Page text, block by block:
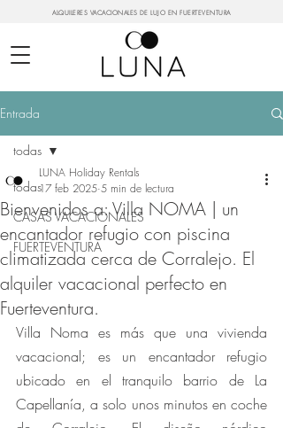
ALQUILERES VACACIONALES DE LUJO EN FUERTEVENTURA
Entrada
todas
CASAS VACACIONALES
FUERTEVENTURA
todas
Bienvenidos a: Villa NOMA | un
encantador refugio con piscina
climatizada cerca de Corralejo. El
alquiler vacacional perfecto en
Fuerteventura.
LUNA Holiday Rentals
17 feb 2025 5 min de lectura
Villa Noma es más que una vivienda
vacacional; es un encantador refugio
ubicado en el tranquilo barrio de La
Capellanía, a solo unos minutos en coche